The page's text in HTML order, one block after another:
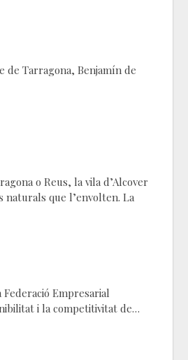
de Tarragona, Benjamín de
o Reus, la vila d’Alcover
que l’envolten. La
Empresarial
i la competitivitat de…